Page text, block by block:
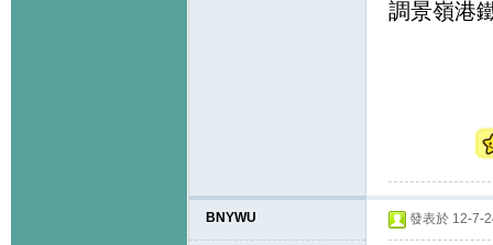
調景嶺港
BNYWU 發表於 12-7-